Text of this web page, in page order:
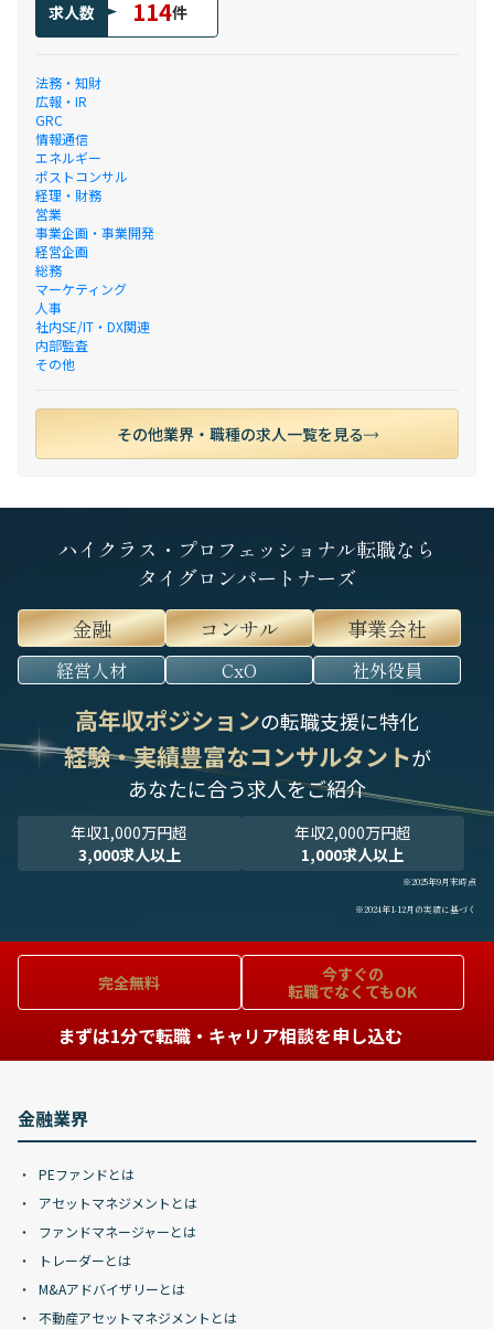
求人数 114件
法務・知財
広報・IR
GRC
情報通信
エネルギー
ポストコンサル
経理・財務
営業
事業企画・事業開発
経営企画
総務
マーケティング
人事
社内SE/IT・DX関連
内部監査
その他
その他業界・職種の求人一覧を見る
ハイクラス・プロフェッショナル転職なら
タイグロンパートナーズ
金融
コンサル 事業会社
経営人材 CxO 社外役員
高年収ポジションの転職支援に特化
経験・実績豊富なコンサルタントが
あなたに合う求人をご紹介
年収1,000万円超
3,000求人以上
年収2,000万円超
1,000求人以上
※2025年9月末時点
※2024年1-12月の実績に基づく
完全無料
今すぐの
転職でなくてもOK
まずは1分で転職・キャリア相談を申し込む
金融業界
PEファンドとは
アセットマネジメントとは
ファンドマネージャーとは
トレーダーとは
M&Aアドバイザリーとは
不動産アセットマネジメントとは